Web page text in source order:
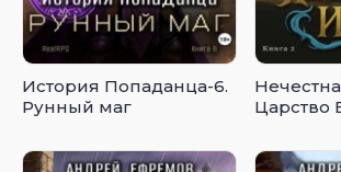
История Попаданца-6.
Рунный маг
Царство